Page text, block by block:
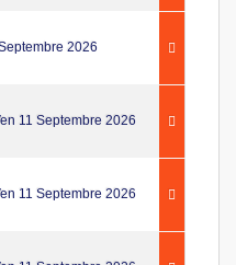
2026
11 Septembre 2026
11 Septembre 2026